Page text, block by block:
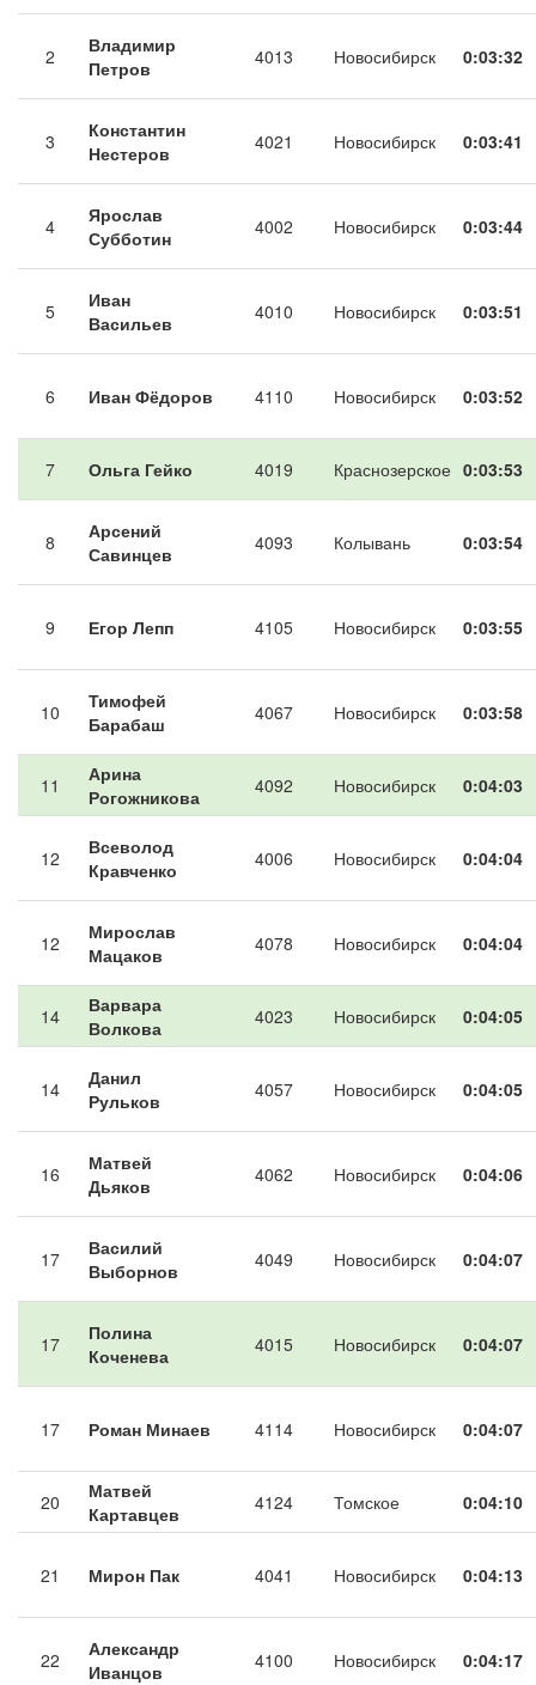
2
Владимир
Петров
4013 Новосибирск 0:03:32
3
Константин
Нестеров
4021 Новосибирск 0:03:41
4
Ярослав
Субботин
4002 Новосибирск 0:03:44
5
Иван
Васильев
4010 Новосибирск 0:03:51
6 Иван Фёдоров 4110 Новосибирск 0:03:52
7 Ольга Гейко 4019 Краснозерское 0:03:53
8
Арсений
Савинцев
4093 Колывань 0:03:54
9 Егор Лепп 4105 Новосибирск 0:03:55
10
Тимофей
Барабаш
4067 Новосибирск 0:03:58
11
Арина
Рогожникова
4092 Новосибирск 0:04:03
12
Всеволод
Кравченко
4006 Новосибирск 0:04:04
12
Мирослав
Мацаков
4078 Новосибирск 0:04:04
14
Варвара
Волкова
4023 Новосибирск 0:04:05
14
Данил
Рульков
4057 Новосибирск 0:04:05
16
Матвей
Дьяков
4062 Новосибирск 0:04:06
17
Василий
Выборнов
4049 Новосибирск 0:04:07
17
Полина
Коченева
4015 Новосибирск 0:04:07
17 Роман Минаев 4114 Новосибирск 0:04:07
20
Матвей
Картавцев
4124 Томское 0:04:10
21 Мирон Пак 4041 Новосибирск 0:04:13
22
Александр
Иванцов
4100 Новосибирск 0:04:17